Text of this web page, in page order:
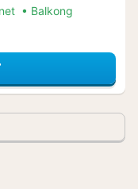
Balkong
för Middagspaket